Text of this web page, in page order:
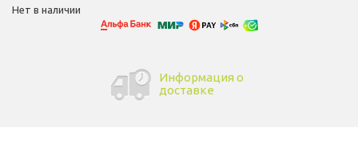
Нет в наличии
Информация о
доставке